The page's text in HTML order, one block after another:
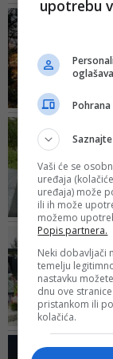
upotrebu
Vaši će se
uređaja
uređaja) može
ili ih može
možemo
Popis partnera.
Neki dobavljači
temelju
nastavku
dnu ove
pristankom ili
kolačića.